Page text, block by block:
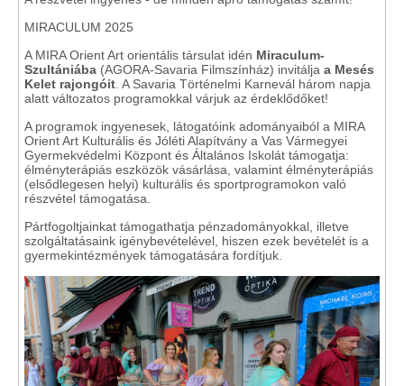
MIRACULUM 2025
A MIRA Orient Art orientális társulat idén Miraculum-
Szultániába (AGORA-Savaria Filmszínház) invitálja a Mesés
Kelet rajongóit . A Savaria Történelmi Karnevál három napja
alatt változatos programokkal várjuk az érdeklődőket!
A programok ingyenesek, látogatóink adományaiból a MIRA
Orient Art Kulturális és Jóléti Alapítvány a Vas Vármegyei
Gyermekvédelmi Központ és Általános Iskolát támogatja:
élményterápiás eszközök vásárlása, valamint élményterápiás
(elsődlegesen helyi) kulturális és sportprogramokon való
részvétel támogatása.
Pártfogoltjainkat támogathatja pénzadományokkal, illetve
szolgáltatásaink igénybevételével, hiszen ezek bevételét is a
gyermekintézmények támogatására fordítjuk.